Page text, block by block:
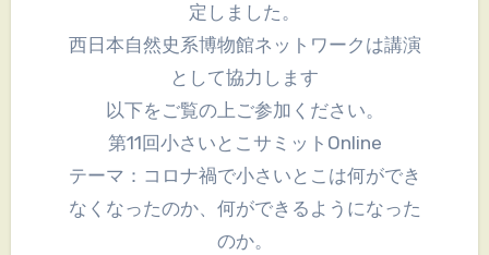
定しました。
西日本自然史系博物館ネットワークは講演
として協力します
以下をご覧の上ご参加ください。
第11回小さいとこサミットOnline
テーマ：コロナ禍で小さいとこは何ができ
なくなったのか、何ができるようになった
のか。